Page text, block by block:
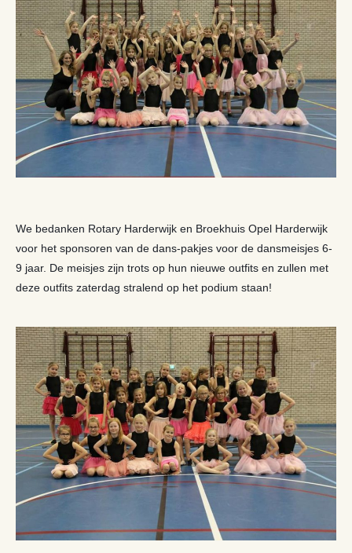
We bedanken Rotary Harderwijk en Broekhuis Opel Harderwijk
voor het sponsoren van de dans-pakjes voor de dansmeisjes 6-
9 jaar. De meisjes zijn trots op hun nieuwe outfits en zullen met
deze outfits zaterdag stralend op het podium staan!